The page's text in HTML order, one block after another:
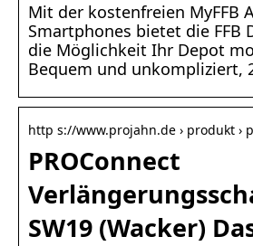
Mit der kostenfreien MyFFB
Smartphones bietet die FFB
die Möglichkeit Ihr Depot
Bequem und unkompliziert,
http s://www.projahn.de › produkt ›
PROConnect
SW19 (Wacker)